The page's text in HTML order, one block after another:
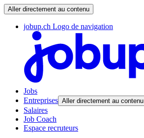
Aller directement au contenu
jobup.ch Logo de navigation
Jobs
Entreprises Aller directement au contenu
Salaires
Job Coach
Espace recruteurs